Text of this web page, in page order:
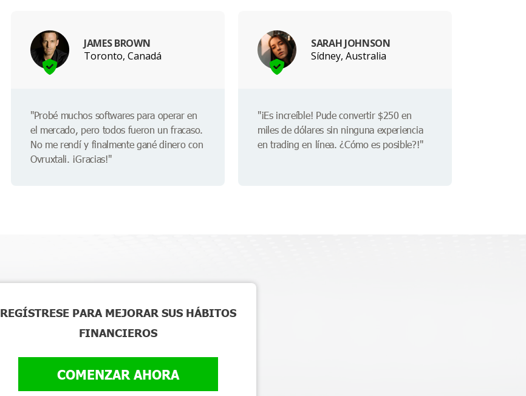
JAMES BROWN
Toronto, Canadá
"Probé muchos softwares para operar en
el mercado, pero todos fueron un fracaso.
No me rendí y finalmente gané dinero con
Ovruxtali. ¡Gracias!"
SARAH JOHNSON
Sídney, Australia
"¡Es increíble! Pude convertir $250 en
miles de dólares sin ninguna experiencia
en trading en línea. ¿Cómo es posible?!"
REGÍSTRESE PARA MEJORAR SUS HÁBITOS
FINANCIEROS
COMENZAR AHORA